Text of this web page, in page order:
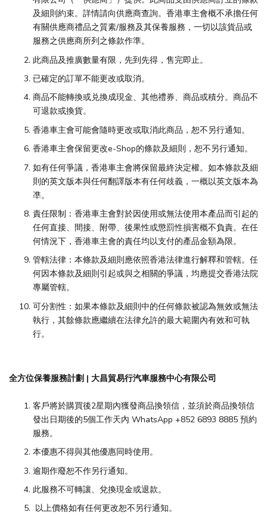
及細則約束。詳情請向供應商查詢。香港車主會概不承擔任何
有關供應商禮品之質素/服務及其保養服務，一切以該貨品或
服務之供應商所列之條款作準。
此商品及推廣數量有限，先到先得，售完即止。
已確定的訂單不能更改或取消。
商品不能轉換或兑換成現金、其他禮券、商品或積分。商品不
可退款或換貨。
香港車主會可能會隨時更改或取消此商品，恕不另行通知。
香港車主會保留更改e-Shop的條款及細則，恕不另行通知。
如有任何爭議，香港車主會將保留最終決定權。如本條款及細
則的英文版本與任何翻譯版本有任何歧義，一概以英文版本為
凖。
責任限制：香港車主會對於因使用或無法使用本產品而引起的
任何直接、間接、附帶、後果性或懲罰性損害概不負責。在任
何情況下，香港車主會的責任均以支付的產品金額為限。
管轄法律：本條款及細則應依照香港法律進行解釋和管轄。任
何因本條款及細則引起或與之相關的爭議，均應提交香港法院
專屬管轄。
可分割性：如果本條款及細則中的任何條款被認為無效或無法
執行，其餘條款應繼續在法律允許的最大範圍內有效和可執
行。
全方位保養服務計劃 | 大昌貿易行汽車服務中心有限公司
客戶將於購買後2星期內獲發商品換領信，並須於商品換領信
發出日期後的5個工作天內 WhatsApp +852 6893 8885 預約
服務。
本優惠不得與其他優惠同時使用。
逾期作廢恕不作另行通知。
此服務不可轉讓、兌換現金或退款。
以上價格如有任何更改恕不另行通知。